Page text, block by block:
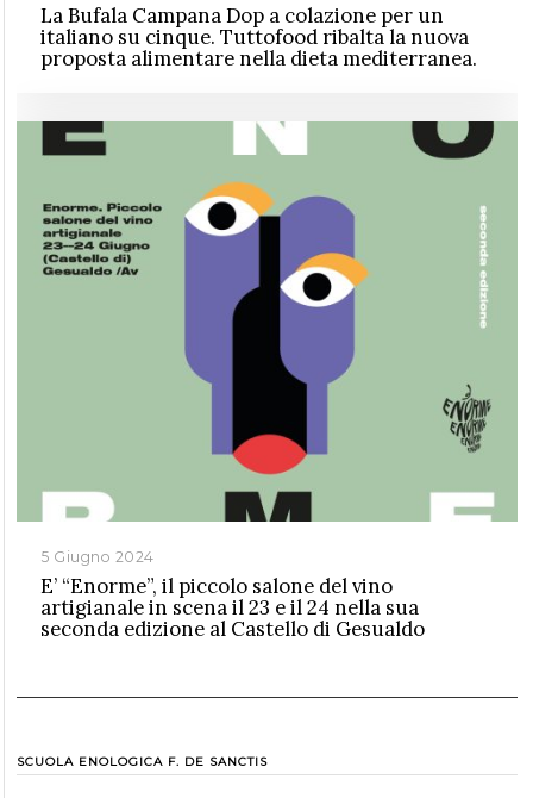
La Bufala Campana Dop a colazione per un
italiano su cinque. Tuttofood ribalta la nuova
proposta alimentare nella dieta mediterranea.
5 Giugno 2024
E’ “Enorme”, il piccolo salone del vino
artigianale in scena il 23 e il 24 nella sua
seconda edizione al Castello di Gesualdo
SCUOLA ENOLOGICA F. DE SANCTIS